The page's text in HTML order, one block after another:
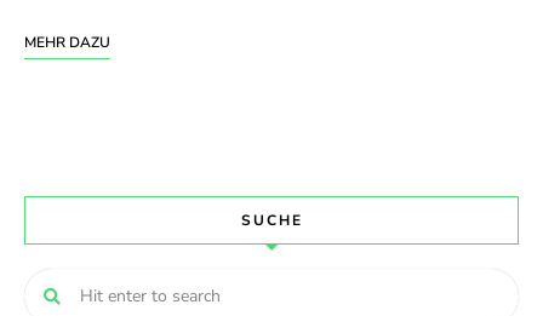
MEHR DAZU
SUCHE